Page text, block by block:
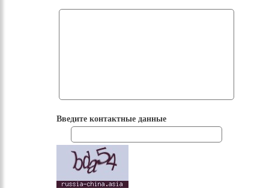
Введите контактные данные